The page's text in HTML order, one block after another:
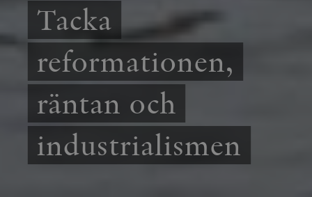
Tacka
reformationen,
räntan och
industrialismen